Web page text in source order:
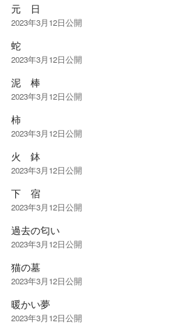
元 日
2023年3月12日公開
蛇
2023年3月12日公開
泥 棒
2023年3月12日公開
柿
2023年3月12日公開
火 鉢
2023年3月12日公開
下 宿
2023年3月12日公開
過去の匂い
2023年3月12日公開
猫の墓
2023年3月12日公開
暖かい夢
2023年3月12日公開